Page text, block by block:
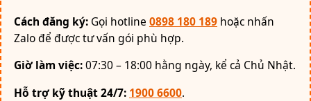
Cách đăng ký: Gọi hotline 0898 180 189 hoặc nhấn
Zalo để được tư vấn gói phù hợp.
Giờ làm việc:07:30 – 18:00 hằng ngày, kể cả Chủ Nhật.
Hỗ trợ kỹ thuật 24/7: 1900 6600.